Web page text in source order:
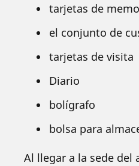
tarjetas de
el conjunto de
tarjetas de visita
Diario
bolígrafo
bolsa para
Al llegar a la sede del